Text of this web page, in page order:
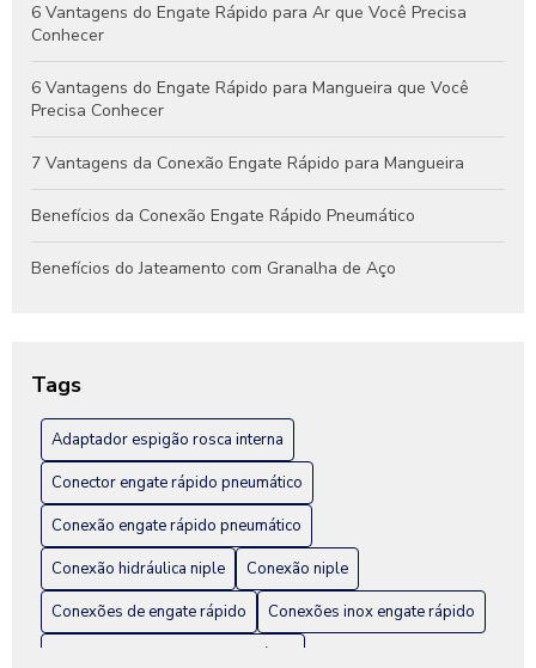
6 Vantagens do Engate Rápido para Ar que Você Precisa
Conhecer
6 Vantagens do Engate Rápido para Mangueira que Você
Precisa Conhecer
7 Vantagens da Conexão Engate Rápido para Mangueira
Benefícios da Conexão Engate Rápido Pneumático
Benefícios do Jateamento com Granalha de Aço
Como Escolher a Conexão Hidráulica Niple Ideal para Seu
Projeto
Como Escolher a Melhor Conexão Engate Rápido em Inox
para Seu Projeto
Como escolher a melhor fábrica de engate rápido hidráulico
Como Escolher Conexão Engate Rápido em Inox para Sua
Instalação
Como Escolher Conexões Inox Engate Rápido para sua
Tags
Adaptador espigão rosca interna
Conector engate rápido pneumático
Conexão engate rápido pneumático
Conexão hidráulica niple
Conexão niple
Conexões de engate rápido
Conexões inox engate rápido